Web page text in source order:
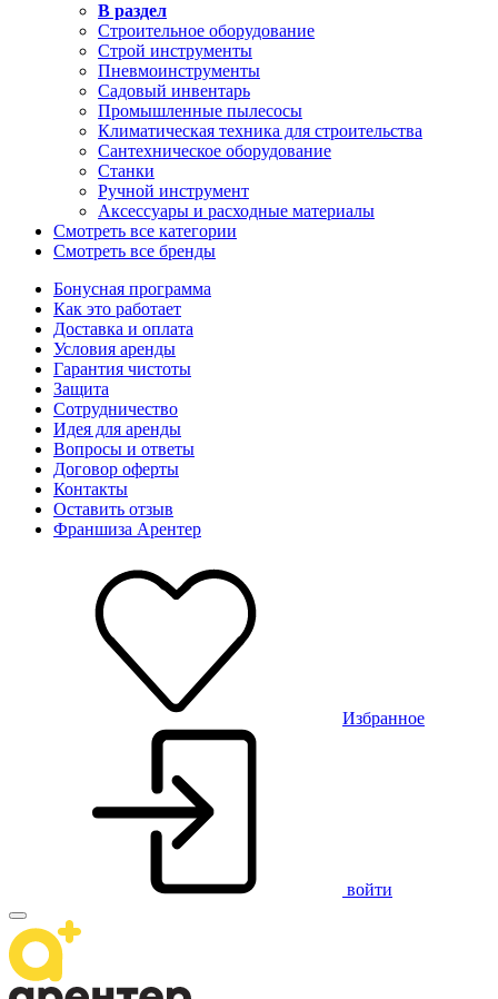
В раздел
Строительное оборудование
Строй инструменты
Пневмоинструменты
Садовый инвентарь
Промышленные пылесосы
Климатическая техника для строительства
Сантехническое оборудование
Станки
Ручной инструмент
Аксессуары и расходные материалы
Смотреть все категории
Смотреть все бренды
Бонусная программа
Как это работает
Доставка и оплата
Условия аренды
Гарантия чистоты
Защита
Сотрудничество
Идея для аренды
Вопросы и ответы
Договор оферты
Контакты
Оставить отзыв
Франшиза Арентер
Избранное
войти